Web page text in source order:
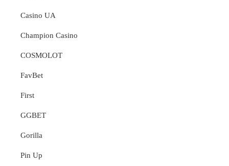
Casino UA
Champion Casino
COSMOLOT
FavBet
First
GGBET
Gorilla
Pin Up